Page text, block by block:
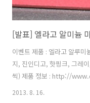
[발표] 엘라고 알미늄
이벤트 제품 : 엘라고 알루미
지, 진인디고, 핫핑크, 그레
씩) 제품 정보 : http://
cate_no=137 이벤트 기간 :
2013. 8. 16.